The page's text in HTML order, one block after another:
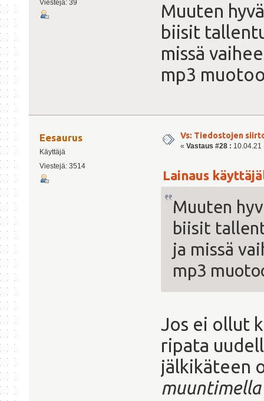
Viestejä: 39
Muuten
biisit
missä
mp3
Eesaurus
Käyttäjä
Viestejä: 3514
Vs: Tiedostojen
« Vastaus #28 : 10.04.21
Lainaus
Muuten
biisit
ja missä
mp3
Jos ei ollut
ripata
jälkikäteen
muuntimella